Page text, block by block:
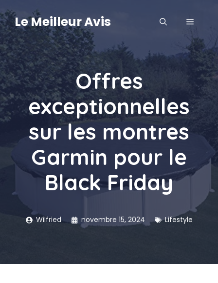
au
contenu
Le Meilleur Avis MENU
Offres
exceptionnelles
sur les montres
Garmin pour le
Black Friday
Wilfried novembre 15, 2024 Lifestyle